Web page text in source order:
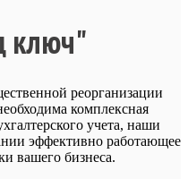
ключ"
реорганизации
комплексная
учета, наши
эффективно работающее
вашего бизнеса.